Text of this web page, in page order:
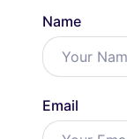
Name
Email